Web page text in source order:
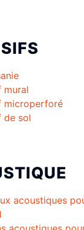
mural
microperforé
de sol
acoustiques